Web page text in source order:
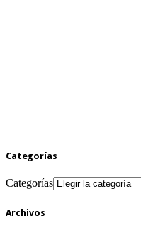
Categorías
Categorías
Archivos